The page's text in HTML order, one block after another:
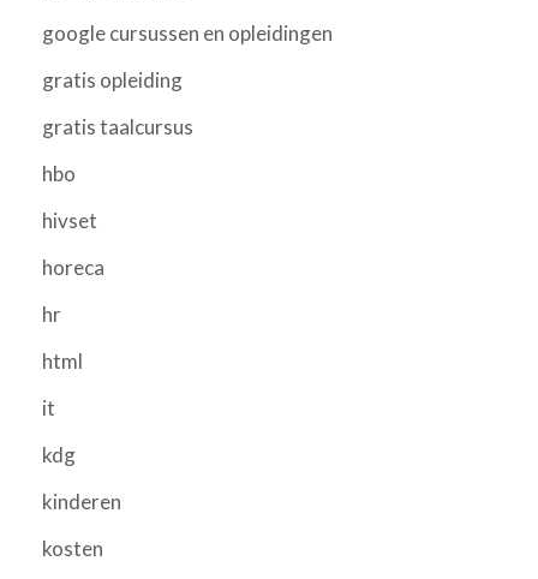
google cursussen en opleidingen
gratis opleiding
gratis taalcursus
hbo
hivset
horeca
hr
html
it
kdg
kinderen
kosten